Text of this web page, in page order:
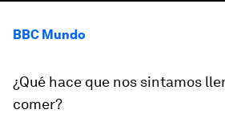
BBC Mundo
¿Qué hace que nos sintamos
comer?